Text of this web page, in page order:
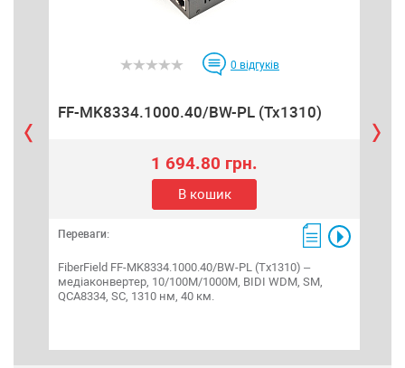
0 відгуків
FF-MK8334.1000.40/BW-PL (Tx1310)
1 694.80 грн.
В кошик
Переваги:
FiberField FF-MK8334.1000.40/BW-PL (Tx1310) –
медіаконвертер, 10/100M/1000M, BIDI WDM, SM,
QCA8334, SC, 1310 нм, 40 км.